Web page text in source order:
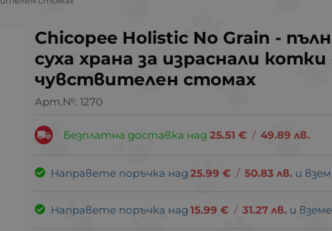
Chicopee Holistic No Grain -
суха храна за израснали котки
чувствителен стомах
Арт.№: 1270
Безплатна доставка над25.51 € / 49.89 лв.
Направете поръчка над 25.99 € / 50.83 лв. и
Направете поръчка над 15.99 € / 31.27 лв. и